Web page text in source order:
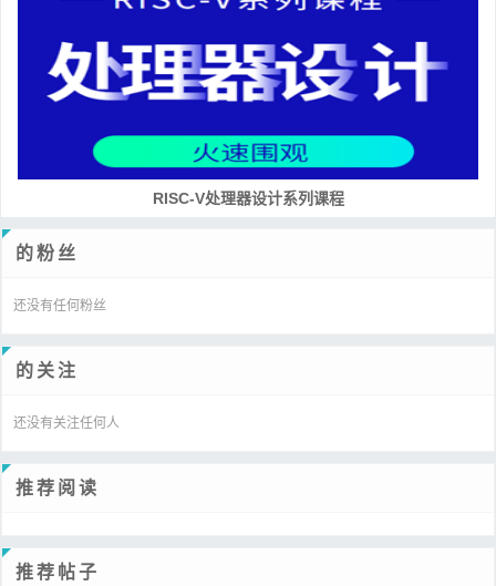
RISC-V处理器设计系列课程
的粉丝
还没有任何粉丝
的关注
还没有关注任何人
推荐阅读
推荐帖子